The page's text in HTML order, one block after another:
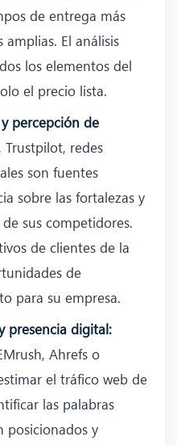
de entrega más
El análisis
los elementos del
el precio lista.
percepción de
Trustpilot, redes
son fuentes
sobre las fortalezas y
sus competidores.
de clientes de la
de
para su empresa.
presencia digital:
Ahrefs o
el tráfico web de
las palabras
posicionados y